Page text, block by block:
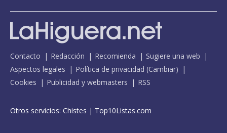
Contacto Redacción Recomienda
Sugiere una web
Aspectos legales
Política de privacidad (Cambiar)
Cookies
Publicidad y webmasters RSS
Otros servicios: Chistes | Top10Listas.com